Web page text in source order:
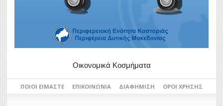
Οικονομικά Κοσμήματα
ΠΟΙΟΙ ΕΊΜΑΣΤΕ ΕΠΙΚΟΙΝΩΝΊΑ ΔΙΑΦΉΜΙΣΗ ΌΡΟΙ ΧΡΉΣΗΣ